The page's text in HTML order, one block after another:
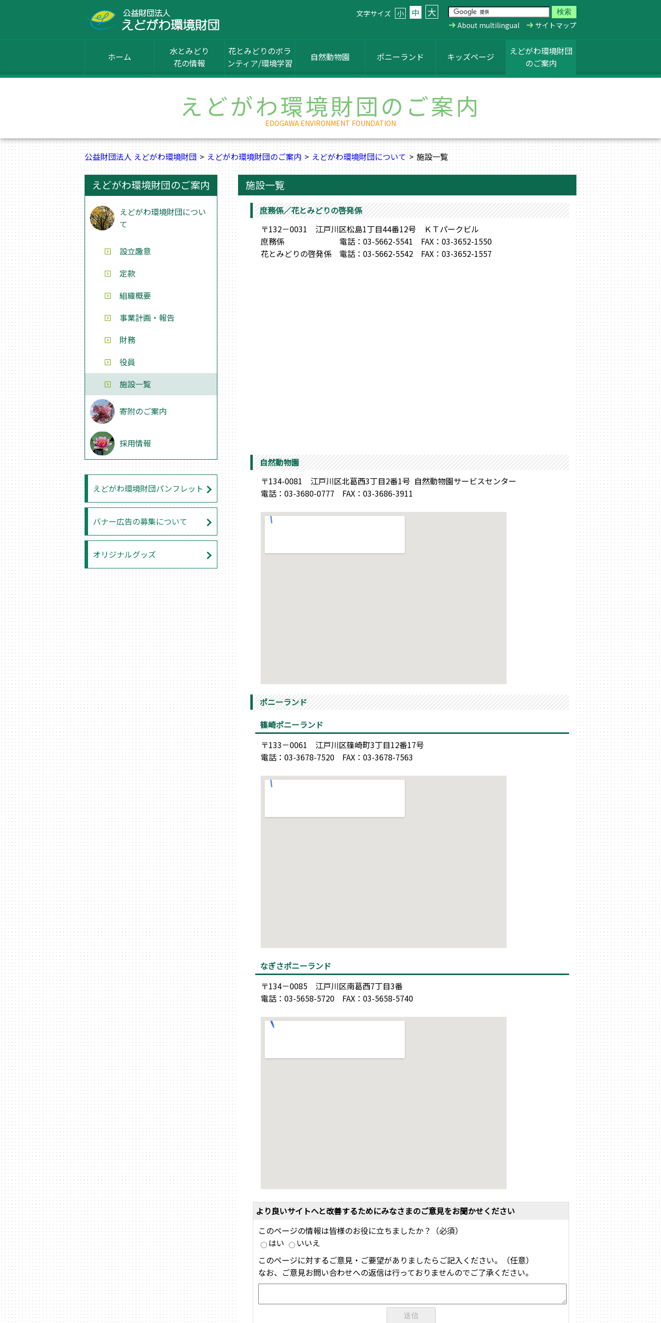
文字サイズ 小 中 大
About multilingual サイトマップ
ホーム
水とみどり
花の情報
花とみどりのボラ
ンティア/環境学習
自然動物園 ポニーランド キッズページ
えどがわ環境財団
のご案内
えどがわ環境財団のご案内
EDOGAWA ENVIRONMENT FOUNDATION
公益財団法人 えどがわ環境財団 えどがわ環境財団のご案内 えどがわ環境財団について 施設一覧
施設一覧
庶務係／花とみどりの啓発係
〒132－0031 江戸川区松島1丁目44番12号 ＫＴパークビル
庶務係 電話：03-5662-5541 FAX：03-3652-1550
花とみどりの啓発係 電話：03-5662-5542 FAX：03-3652-1557
自然動物園
〒134-0081 江戸川区北葛西3丁目2番1号 自然動物園サービスセンター
電話：03-3680-0777 FAX：03-3686-3911
ポニーランド
篠崎ポニーランド
〒133－0061 江戸川区篠崎町3丁目12番17号
電話：03-3678-7520 FAX：03-3678-7563
なぎさポニーランド
〒134－0085 江戸川区南葛西7丁目3番
電話：03-5658-5720 FAX：03-5658-5740
より良いサイトへと改善するためにみなさまのご意見をお聞かせください
このページの情報は皆様のお役に立ちましたか？（必須）
はい
いいえ
このページに対するご意見・ご要望がありましたらご記入ください。（任意）
なお、ご意見お問い合わせへの返信は行っておりませんのでご了承ください。
えどがわ環境財団のご案内
えどがわ環境財団につい
て
設立趣意
定款
組織概要
事業計画・報告
財務
役員
施設一覧
寄附のご案内
採用情報
えどがわ環境財団パンフレット
バナー広告の募集について
オリジナルグッズ